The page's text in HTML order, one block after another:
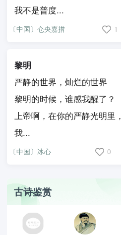
我不是普度...
〔中国〕仓央嘉措 1
黎明
严静的世界，灿烂的世界
黎明的时候，谁感我醒了？
上帝啊，在你的严静光明里，
我...
〔中国〕冰心 0
古诗鉴赏